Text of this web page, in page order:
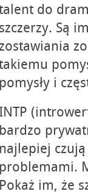
do
szczerzy. Są
pomysły i
bardzo
najlepiej
problemami.
Pokaż im, że